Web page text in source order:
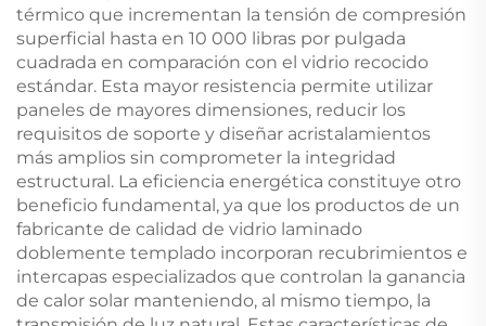
térmico que incrementan la tensión de compresión
superficial hasta en 10 000 libras por pulgada
cuadrada en comparación con el vidrio recocido
estándar. Esta mayor resistencia permite utilizar
paneles de mayores dimensiones, reducir los
requisitos de soporte y diseñar acristalamientos
más amplios sin comprometer la integridad
estructural. La eficiencia energética constituye otro
beneficio fundamental, ya que los productos de un
fabricante de calidad de vidrio laminado
doblemente templado incorporan recubrimientos e
intercapas especializados que controlan la ganancia
de calor solar manteniendo, al mismo tiempo, la